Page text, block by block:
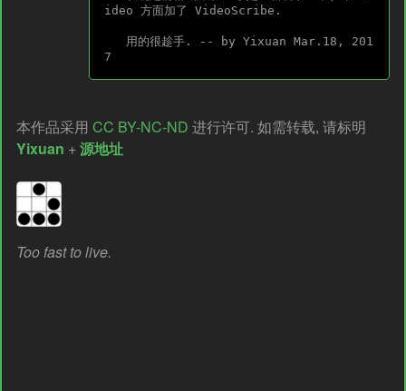
ideo 方面加了 VideoScribe.
本作品采用 CC BY-NC-ND 进行许可. 如需转载, 请标明
Yixuan +源地址
Too fast to live.